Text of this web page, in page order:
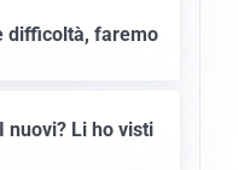
difficoltà, faremo
nuovi? Li ho visti